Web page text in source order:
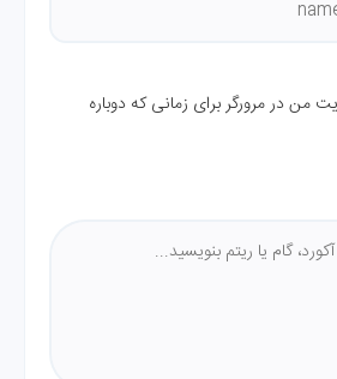
من در مرورگر برای زمانی که دوباره